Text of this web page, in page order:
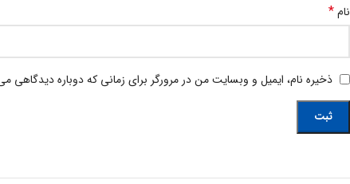
نام*
ذخیره نام، ایمیل و وبسایت من در مرورگر برای زمانی که دوباره دیدگاهی